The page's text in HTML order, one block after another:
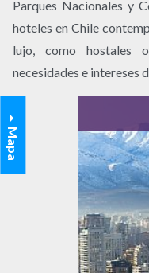
Parques Nacionales y
hoteles en Chile
lujo, como hostales
necesidades e intereses
Mapa